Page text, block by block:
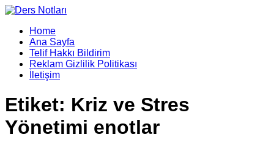
Home
Ana Sayfa
Telif Hakkı Bildirim
Reklam Gizlilik Politikası
İletişim
Etiket: Kriz ve Stres
Yönetimi enotlar